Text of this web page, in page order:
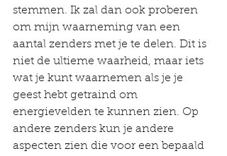
stemmen. Ik zal dan ook proberen
om mijn waarneming van een
aantal zenders met je te delen. Dit is
niet de ultieme waarheid, maar iets
wat je kunt waarnemen als je je
geest hebt getraind om
energievelden te kunnen zien. Op
andere zenders kun je andere
aspecten zien die voor een bepaald